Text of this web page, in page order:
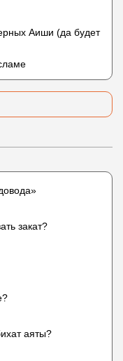
Аиши (да будет
закат?
аяты?